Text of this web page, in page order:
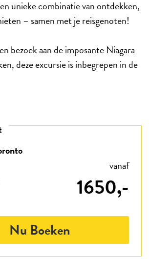
unieke combinatie van ontdekken,
– samen met je reisgenoten!
bezoek aan de imposante Niagara
deze excursie is inbegrepen in de
vanaf
1650,-
Nu Boeken